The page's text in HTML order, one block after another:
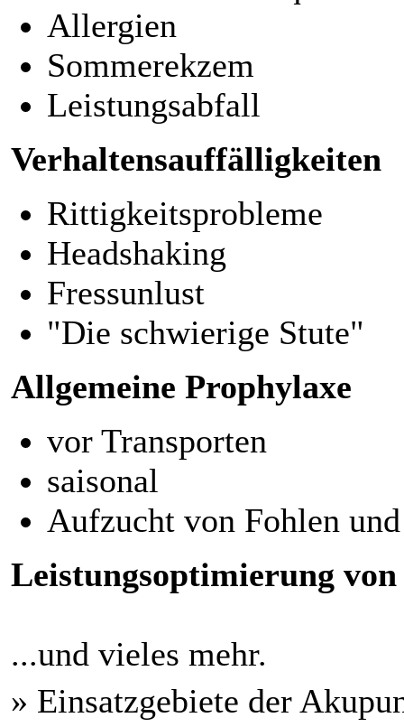
Allergien
Sommerekzem
Leistungsabfall
Verhaltensauffälligkeiten
Rittigkeitsprobleme
Headshaking
Fressunlust
"Die schwierige Stute"
Allgemeine Prophylaxe
vor Transporten
saisonal
Aufzucht von Fohlen
Leistungsoptimierung
...und vieles mehr.
» Einsatzgebiete der